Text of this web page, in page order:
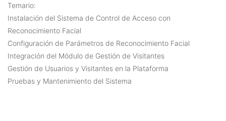
Temario:
Instalación del Sistema de Control de Acceso con
Reconocimiento Facial
Configuración de Parámetros de Reconocimiento Facial
Integración del Módulo de Gestión de Visitantes
Gestión de Usuarios y Visitantes en la Plataforma
Pruebas y Mantenimiento del Sistema